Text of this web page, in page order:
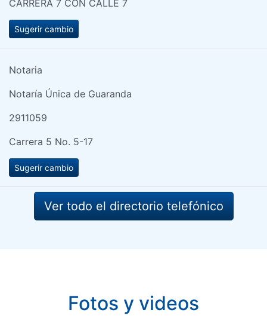
CARRERA 7 CON CALLE 7
Sugerir cambio
Notaria
Notaría Única de Guaranda
2911059
Carrera 5 No. 5-17
Sugerir cambio
Ver todo el directorio telefónico
Fotos y videos